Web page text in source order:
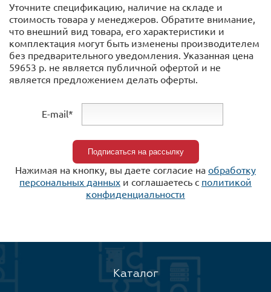
Уточните спецификацию, наличие на складе и
стоимость товара у менеджеров. Обратите внимание,
что внешний вид товара, его характеристики и
комплектация могут быть изменены производителем
без предварительного уведомления. Указанная цена
59653 р. не является публичной офертой и не
является предложением делать оферты.
E-mail*
Нажимая на кнопку, вы даете согласие на обработку
персональных данных и соглашаетесь c политикой
конфиденциальности
Каталог